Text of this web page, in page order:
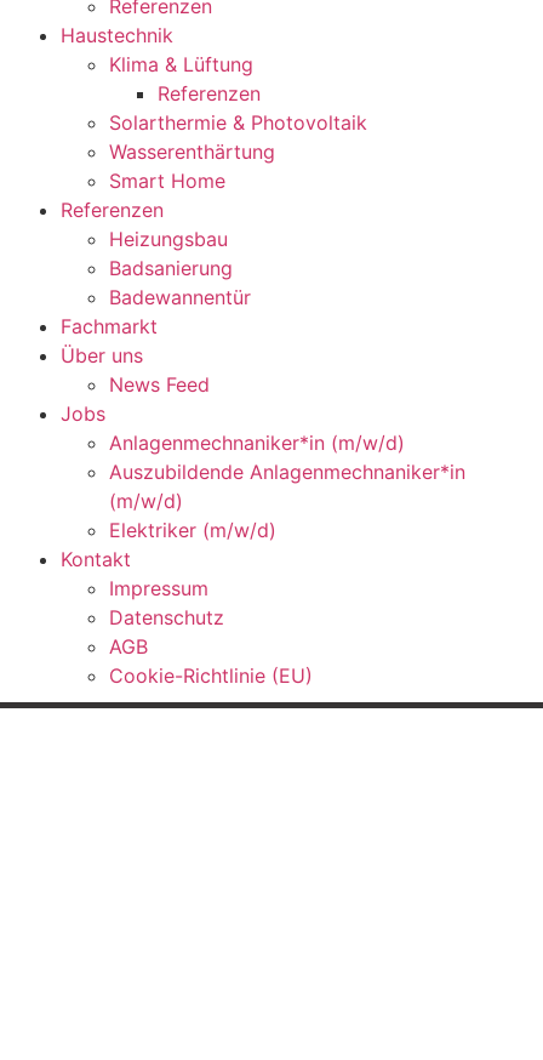
Referenzen
Haustechnik
Klima & Lüftung
Referenzen
Solarthermie & Photovoltaik
Wasserenthärtung
Smart Home
Referenzen
Heizungsbau
Badsanierung
Badewannentür
Fachmarkt
Über uns
News Feed
Jobs
Anlagenmechnaniker*in (m/w/d)
Auszubildende Anlagenmechnaniker*in
(m/w/d)
Elektriker (m/w/d)
Kontakt
Impressum
Datenschutz
AGB
Cookie-Richtlinie (EU)